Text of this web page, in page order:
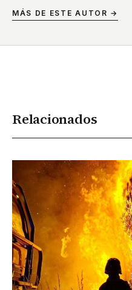
MÁS DE ESTE AUTOR →
Relacionados